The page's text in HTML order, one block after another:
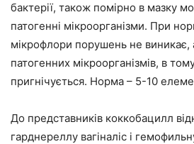
бактерії, також помірно в мазку
патогенні мікроорганізми. При
мікрофлори порушень не виникає,
патогенних мікроорганізмів, в
пригнічується. Норма – 5-10
До представників коккобацилл
гарднереллу вагіналіс і